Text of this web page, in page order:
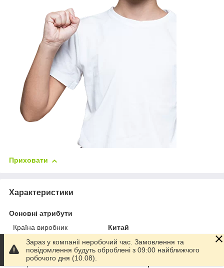
Приховати
Характеристики
Основні атрибути
Країна виробник
Китай
Вікова група
Від 3 років
Матеріал
Пластик
Колір
Зараз у компанії неробочий час. Замовлення та
повідомлення будуть оброблені з 09:00 найближчого
робочого дня (10.08).